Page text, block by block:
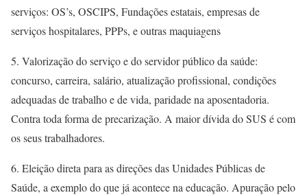
serviços: OS’s, OSCIPS, Fundações estatais, empresas de
serviços hospitalares, PPPs, e outras maquiagens
5. Valorização do serviço e do servidor público da saúde:
concurso, carreira, salário, atualização profissional, condições
adequadas de trabalho e de vida, paridade na aposentadoria.
Contra toda forma de precarização. A maior dívida do SUS é com
os seus trabalhadores.
6. Eleição direta para as direções das Unidades Públicas de
Saúde, a exemplo do que já acontece na educação. Apuração pelo